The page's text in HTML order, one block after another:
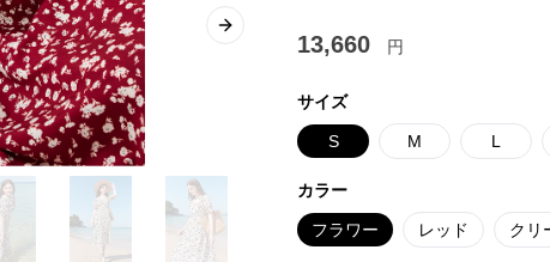
Next slide 13,660 円
サイズ
S M L
カラー
フラワー レッド クリ